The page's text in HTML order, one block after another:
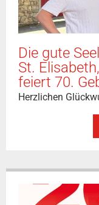
Die gute
St.
feiert 70.
Herzlichen